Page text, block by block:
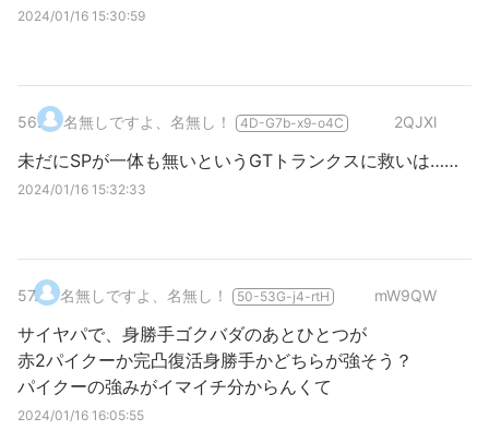
2024/01/16 15:30:59
56. 名無しですよ、名無し！ 4D-G7b-x9-o4C 2QJXl
未だにSPが一体も無いというGTトランクスに救いは……
2024/01/16 15:32:33
57. 名無しですよ、名無し！ 50-53G-j4-rtH mW9QW
サイヤパで、身勝手ゴクバダのあとひとつが
赤2パイクーか完凸復活身勝手かどちらが強そう？
パイクーの強みがイマイチ分からんくて
2024/01/16 16:05:55